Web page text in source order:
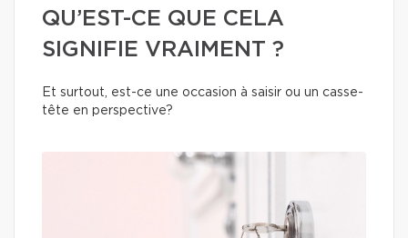
QU’EST-CE QUE CELA
SIGNIFIE VRAIMENT ?
Et surtout, est-ce une occasion à saisir ou un casse-
tête en perspective?